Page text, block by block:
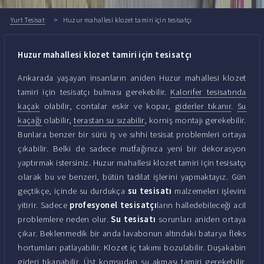
Yurt Tesisat Huzur mahallesi klozet tamiri için tesisatçı
Huzur mahallesi klozet tamiri için tesisatçı
Ankarada yaşayan insanların aniden Huzur mahallesi klozet
tamiri için tesisatçı bulması gerekebilir. Kalorifer tesisatında
kaçak olabilir, contalar eskir ve kopar, giderler tıkanır. Su
kaçağı olabilir,terastan su sızabilir, korniş montajı gerekebilir.
Bunlara benzer bir sürü iş ve sıhhi tesisat problemleri ortaya
çıkabilir. Belki de sadece mutfağınıza yeni bir dekorasyon
yaptırmak istersiniz. Huzur mahallesi klozet tamiri için tesisatçı
olarak bu ve benzeri, bütün tadilat işlerini yapmaktayız. Gün
geçtikçe, içinde su durdukça su tesisatı malzemeleri işlevini
yitirir. Sadece profesyonel tesisatçıların halledebileceği acil
problemlere neden olur.Su tesisatı sorunları aniden ortaya
çıkar. Beklenmedik bir anda lavabonun altındaki batarya fleks
hortumları patlayabilir. Klozet iç takımı bozulabilir. Duşakabin
gideri tıkanabilir. Üst komşudan su akması tamiri gerekebilir.